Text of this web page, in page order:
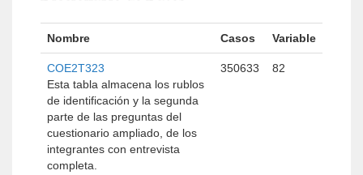
Nombre Casos Variable
COE2T323
Esta tabla almacena los rublos
de identificación y la segunda
parte de las preguntas del
cuestionario ampliado, de los
integrantes con entrevista
completa.
350633 82